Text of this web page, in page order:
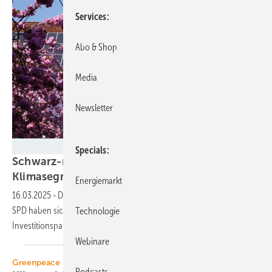
Schwarz-rot-grünes Investitionspaket mit
Klimasegment
16.03.2025 - Die wohl baldigen Regierungsfraktionen CDU/CSU und
SPD haben sich mit den Grünen auf das 500-Milliarden-
Investitionspaket geeinigt. Was nun
Greenpeace
Services
Abo & Shop
Media
Newsletter
Specials
Energiemarkt
Technologie
Webinare